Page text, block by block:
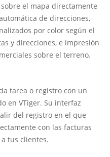
el mapa directamente
de direcciones,
por color según el
y direcciones, e impresión
sobre el terreno.
tarea o registro con un
en VTiger. Su interfaz
del registro en el que
con las facturas
tus clientes.